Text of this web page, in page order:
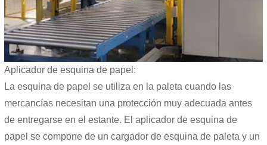
Aplicador de esquina de papel:
La esquina de papel se utiliza en la paleta cuando las
mercancías necesitan una protección muy adecuada antes
de entregarse en el estante. El aplicador de esquina de
papel se compone de un cargador de esquina de paleta y un